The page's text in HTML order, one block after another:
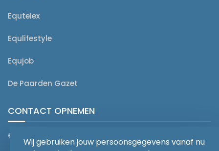
Equtelex
Equlifestyle
Equjob
De Paarden Gazet
CONTACT OPNEMEN
editorial@equmedia.be
Wij gebruiken jouw persoonsgegevens vanaf nu